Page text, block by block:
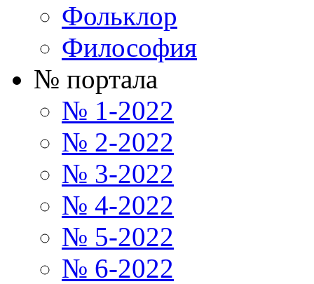
Фольклор
Философия
№ портала
№ 1-2022
№ 2-2022
№ 3-2022
№ 4-2022
№ 5-2022
№ 6-2022